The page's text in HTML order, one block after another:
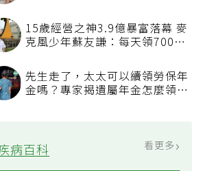
15歲經營之神3.9億暴富落幕 麥
過日子
先生走了，太太可以續領勞保年
疾病百科